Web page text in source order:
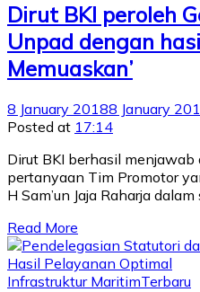
Dirut BKI peroleh
Unpad dengan
Memuaskan’
8 January 20188 January
Posted at 17:14
Dirut BKI berhasil menjawab
pertanyaan Tim Promotor
H Sam’un Jaja Raharja
Read More
Infrastruktur MaritimTerbaru